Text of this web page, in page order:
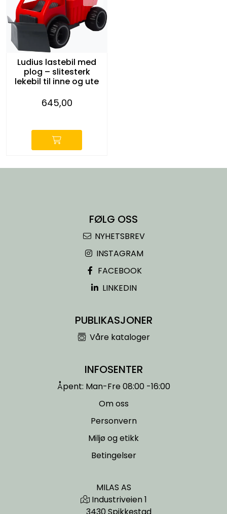
Ludius lastebil med
plog – slitesterk
lekebil til inne og ute
645,00
FØLG OSS
NYHETSBREV
INSTAGRAM
FACEBOOK
LINKEDIN
PUBLIKASJONER
Våre kataloger
INFOSENTER
Åpent: Man-Fre 08:00 -16:00
Om oss
Personvern
Miljø og etikk
Betingelser
MILAS AS
Industriveien 1